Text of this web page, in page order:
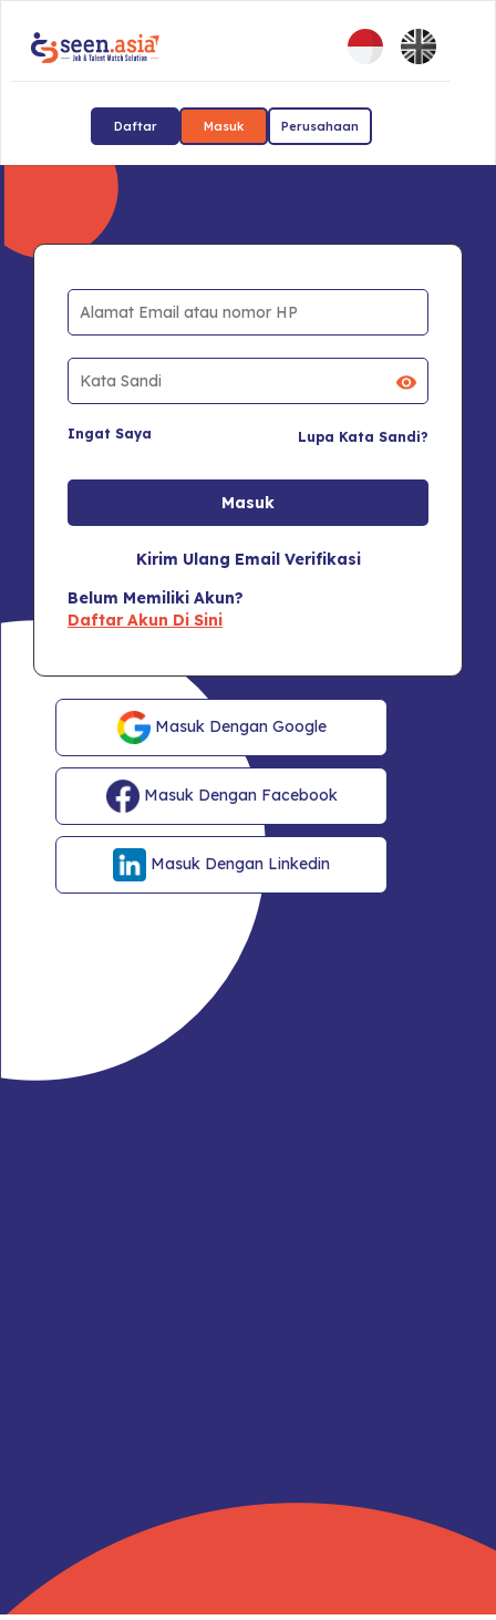
Daftar Masuk Perusahaan
Ingat Saya Lupa Kata Sandi?
Kirim Ulang Email Verifikasi
Belum Memiliki Akun?
Daftar Akun Di Sini
Masuk Dengan Google
Masuk Dengan Facebook
Masuk Dengan Linkedin